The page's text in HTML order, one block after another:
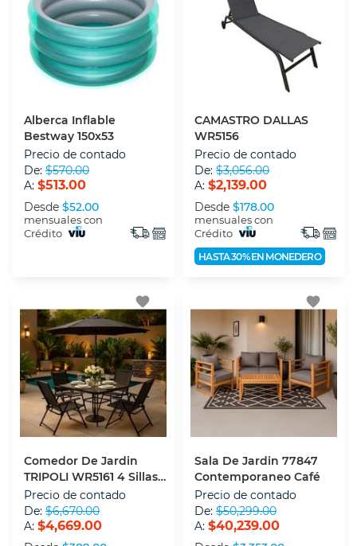
Alberca Inflable
Bestway 150x53
Precio de contado
De: $570.00
A: $513.00
Desde $52.00
mensuales con
Crédito
CAMASTRO DALLAS
WR5156
Precio de contado
De: $3,056.00
A: $2,139.00
Desde $178.00
mensuales con
Crédito
HASTA 30% EN MONEDERO
favorite
Comedor De Jardin
TRIPOLI WR5161 4 Sillas
Contemporaneo Negro
Precio de contado
De: $6,670.00
A: $4,669.00
favorite
Sala De Jardin 77847
Contemporaneo Café
Precio de contado
De: $50,299.00
A: $40,239.00